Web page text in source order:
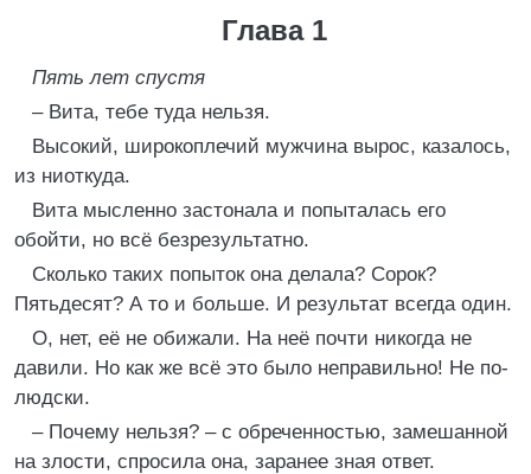
Глава 1
Пять лет спустя
– Вита, тебе туда нельзя.
Высокий, широкоплечий мужчина вырос, казалось,
из ниоткуда.
Вита мысленно застонала и попыталась его
обойти, но всё безрезультатно.
Сколько таких попыток она делала? Сорок?
Пятьдесят? А то и больше. И результат всегда один.
О, нет, её не обижали. На неё почти никогда не
давили. Но как же всё это было неправильно! Не по-
людски.
– Почему нельзя? – с обреченностью, замешанной
на злости, спросила она, заранее зная ответ.